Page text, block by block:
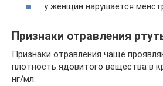
у женщин нарушается
Признаки отравления
Признаки отравления чаще
плотность ядовитого вещества в
нг/мл.